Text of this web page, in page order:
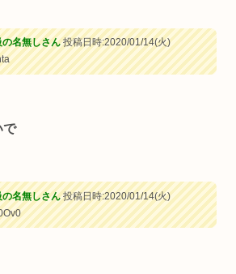
名無しさん投稿日時:2020/01/14(火)
で
名無しさん投稿日時:2020/01/14(火)